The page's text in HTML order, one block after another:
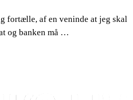
fortælle, af en veninde at jeg skal
og banken må …